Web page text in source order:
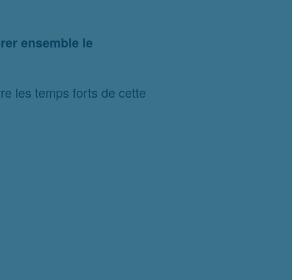
ensemble le
les temps forts de cette